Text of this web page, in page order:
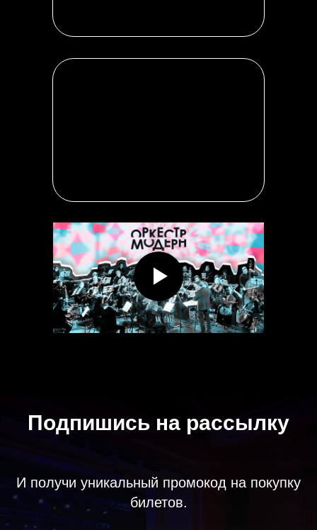
Подпишись на рассылку
И получи уникальный промокод на покупку
билетов.